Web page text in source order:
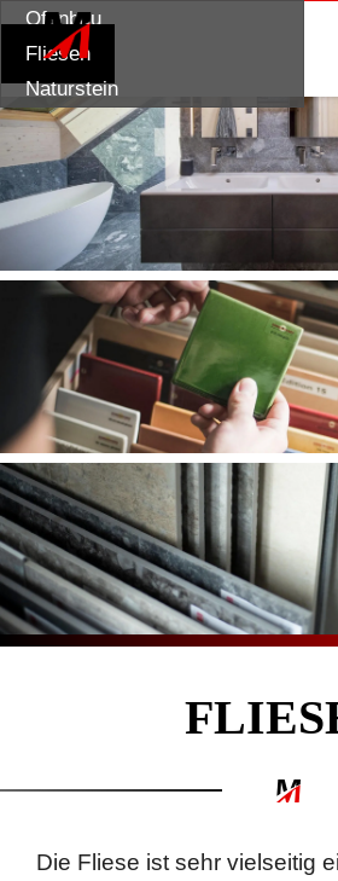
ÜBER MICH
Ofenbau
Fliesen
Naturstein
STANDORT
Die Fliese ist sehr vielseitig